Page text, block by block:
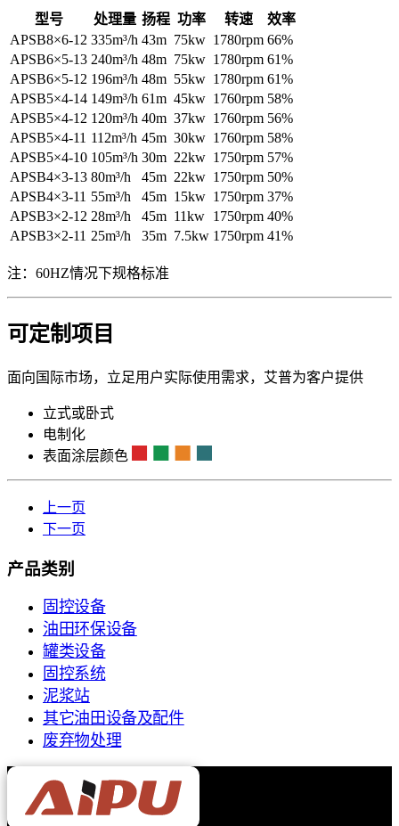
型号 处理量 扬程 功率 转速
效率
APSB8×6-12 335m³/h 43m 75kw 1780rpm 66%
APSB6×5-13 240m³/h 48m 75kw 1780rpm 61%
APSB6×5-12 196m³/h 48m 55kw 1780rpm 61%
APSB5×4-14 149m³/h 61m 45kw 1760rpm 58%
APSB5×4-12 120m³/h 40m 37kw 1760rpm 56%
APSB5×4-11 112m³/h 45m 30kw 1760rpm 58%
APSB5×4-10 105m³/h 30m 22kw 1750rpm 57%
APSB4×3-13 80m³/h 45m 22kw 1750rpm 50%
APSB4×3-11 55m³/h 45m 15kw 1750rpm 37%
APSB3×2-12 28m³/h 45m 11kw 1750rpm 40%
APSB3×2-11 25m³/h 35m 7.5kw 1750rpm 41%
注：60HZ情况下规格标准
可定制项目
面向国际市场，立足用户实际使用需求，艾普为客户提供
立式或卧式
电制化
表面涂层颜色
上一页
下一页
产品类别
固控设备
油田环保设备
罐类设备
固控系统
泥浆站
其它油田设备及配件
废弃物处理